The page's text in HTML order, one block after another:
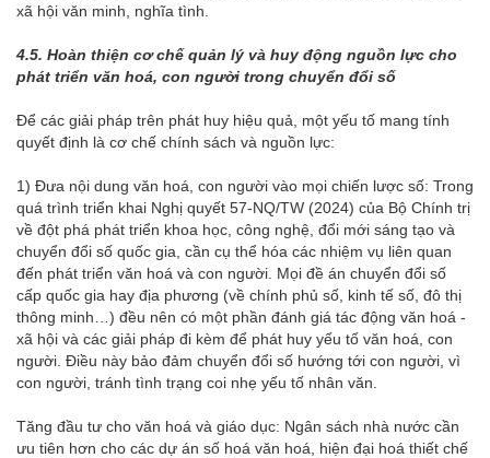
xã hội văn minh, nghĩa tình.
4.5. Hoàn thiện cơ chế quản lý và huy động nguồn lực cho
phát triển văn hoá, con người trong chuyển đổi số
Để các giải pháp trên phát huy hiệu quả, một yếu tố mang tính
quyết định là cơ chế chính sách và nguồn lực:
1) Đưa nội dung văn hoá, con người vào mọi chiến lược số: Trong
quá trình triển khai Nghị quyết 57-NQ/TW (2024) của Bộ Chính trị
về đột phá phát triển khoa học, công nghệ, đổi mới sáng tạo và
chuyển đổi số quốc gia, cần cụ thể hóa các nhiệm vụ liên quan
đến phát triển văn hoá và con người. Mọi đề án chuyển đổi số
cấp quốc gia hay địa phương (về chính phủ số, kinh tế số, đô thị
thông minh…) đều nên có một phần đánh giá tác động văn hoá -
xã hội và các giải pháp đi kèm để phát huy yếu tố văn hoá, con
người. Điều này bảo đảm chuyển đổi số hướng tới con người, vì
con người, tránh tình trạng coi nhẹ yếu tố nhân văn.
Tăng đầu tư cho văn hoá và giáo dục: Ngân sách nhà nước cần
ưu tiên hơn cho các dự án số hoá văn hoá, hiện đại hoá thiết chế